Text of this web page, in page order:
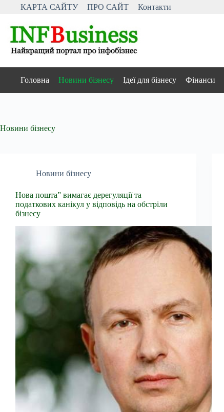
ПерейтиКАРТА САЙТУ ПРО САЙТ Контакти
Головна Новини бізнесу Ідеї для бізнесу Фінанси
Новини бізнесу
Новини бізнесу
Нова пошта” вимагає дерегуляції та
податкових канікул у відповідь на обстріли
бізнесу